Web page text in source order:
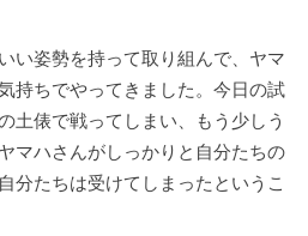
い姿勢を持って取り組んで、ヤマ
持ちでやってきました。今日の試
土俵で戦ってしまい、もう少しう
マハさんがしっかりと自分たちの
分たちは受けてしまったというこ